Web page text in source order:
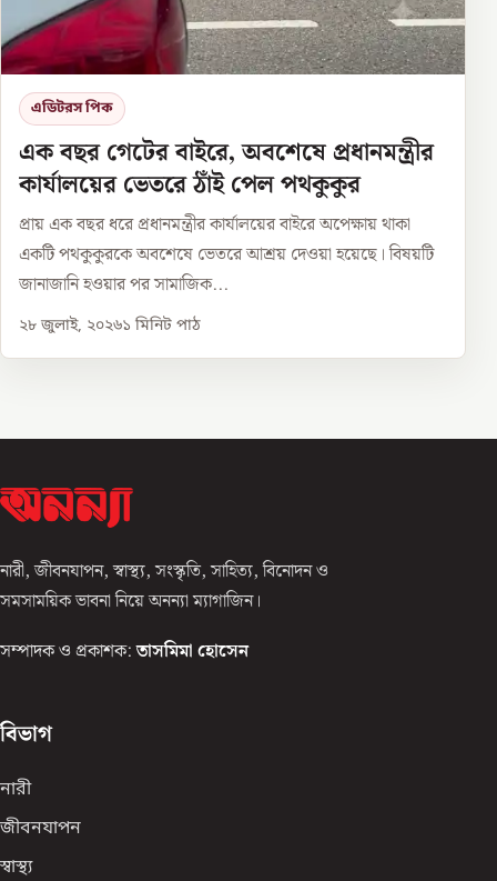
এডিটরস পিক
এক বছর গেটের বাইরে, অবশেষে প্রধানমন্ত্রীর
কার্যালয়ের ভেতরে ঠাঁই পেল পথকুকুর
প্রায় এক বছর ধরে প্রধানমন্ত্রীর কার্যালয়ের বাইরে অপেক্ষায় থাকা
একটি পথকুকুরকে অবশেষে ভেতরে আশ্রয় দেওয়া হয়েছে। বিষয়টি
জানাজানি হওয়ার পর সামাজিক...
২৮ জুলাই, ২০২৬১ মিনিট পাঠ
নারী, জীবনযাপন, স্বাস্থ্য, সংস্কৃতি, সাহিত্য, বিনোদন ও
সমসাময়িক ভাবনা নিয়ে অনন্যা ম্যাগাজিন।
সম্পাদক ও প্রকাশক: তাসমিমা হোসেন
বিভাগ
নারী
জীবনযাপন
স্বাস্থ্য